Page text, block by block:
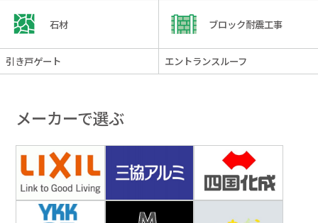
石材 ブロック耐震工事
引き戸ゲート エントランスルーフ
メーカーで選ぶ